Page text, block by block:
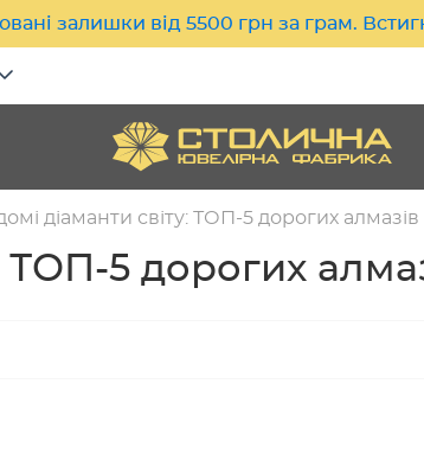
залишки від 5500 грн за грам.
діаманти світу: ТОП-5 дорогих алмазів
ТОП-5 дорогих